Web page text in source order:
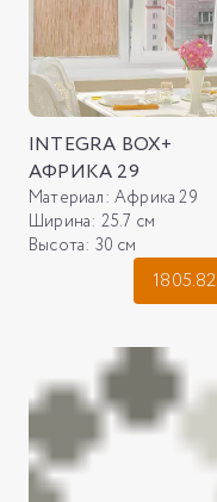
INTEGRA BOX+
АФРИКА 29
Материал: Африка 29
Ширина: 25.7 см
Высота: 30 см
1805.82